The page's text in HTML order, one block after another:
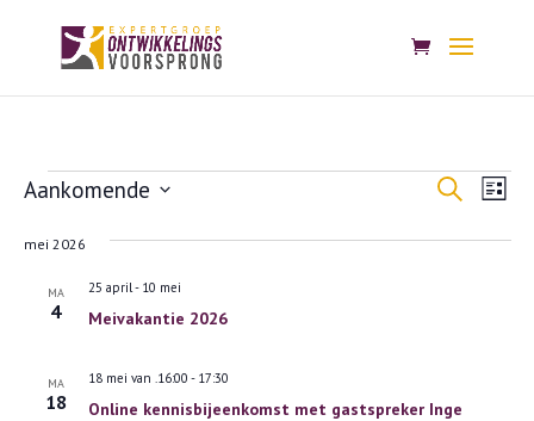
Evenementen
en
Zoeken
Lijst
Aankomende
datum.
mei 2026
MA
4 Meivakantie 2026
25 april- 10 mei
MA
18
Online kennisbijeenkomst met gastspreker Inge
18 mei van .16:00 - 17:30